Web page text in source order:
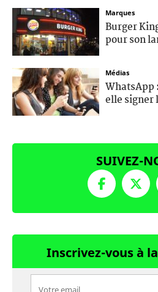
Marques
Burger
pour son
Médias
elle signer
SUIVEZ-
Inscrivez-vous à